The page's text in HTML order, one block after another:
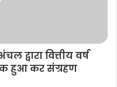
द्वारा वित्तीय वर्ष
हुआ कर संग्रहण